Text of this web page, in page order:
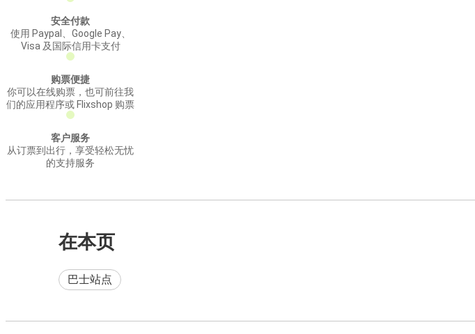
安全付款
使用 Paypal、Google Pay、
Visa 及国际信用卡支付
购票便捷
你可以在线购票，也可前往我
们的应用程序或 Flixshop 购票
客户服务
从订票到出行，享受轻松无忧
的支持服务
在本页
巴士站点